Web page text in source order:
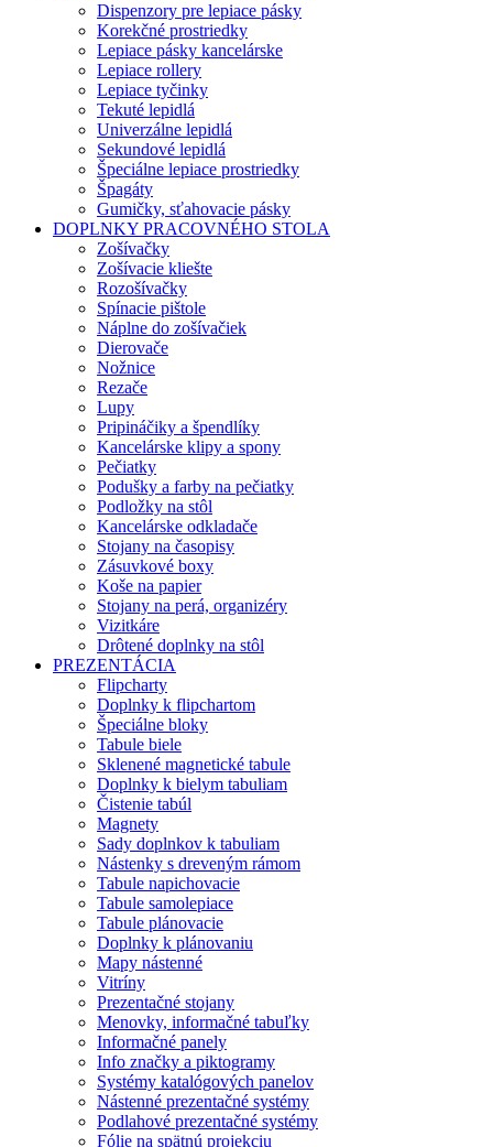
Dispenzory pre lepiace pásky
Korekčné prostriedky
Lepiace pásky kancelárske
Lepiace rollery
Lepiace tyčinky
Tekuté lepidlá
Univerzálne lepidlá
Sekundové lepidlá
Špeciálne lepiace prostriedky
Špagáty
Gumičky, sťahovacie pásky
DOPLNKY PRACOVNÉHO STOLA
Zošívačky
Zošívacie kliešte
Rozošívačky
Spínacie pištole
Náplne do zošívačiek
Dierovače
Nožnice
Rezače
Lupy
Pripináčiky a špendlíky
Kancelárske klipy a spony
Pečiatky
Podušky a farby na pečiatky
Podložky na stôl
Kancelárske odkladače
Stojany na časopisy
Zásuvkové boxy
Koše na papier
Stojany na perá, organizéry
Vizitkáre
Drôtené doplnky na stôl
PREZENTÁCIA
Flipcharty
Doplnky k flipchartom
Špeciálne bloky
Tabule biele
Sklenené magnetické tabule
Doplnky k bielym tabuliam
Čistenie tabúl
Magnety
Sady doplnkov k tabuliam
Nástenky s dreveným rámom
Tabule napichovacie
Tabule samolepiace
Tabule plánovacie
Doplnky k plánovaniu
Mapy nástenné
Vitríny
Prezentačné stojany
Menovky, informačné tabuľky
Informačné panely
Info značky a piktogramy
Systémy katalógových panelov
Nástenné prezentačné systémy
Podlahové prezentačné systémy
Fólie na spätnú projekciu